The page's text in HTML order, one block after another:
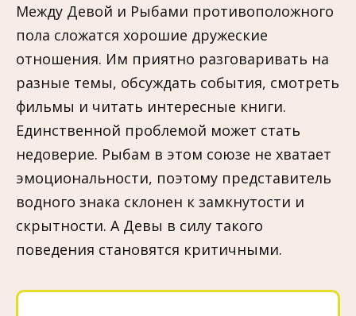
Между Девой и Рыбами противоположного
пола сложатся хорошие дружеские
отношения. Им приятно разговаривать на
разные темы, обсуждать события, смотреть
фильмы и читать интересные книги.
Единственной проблемой может стать
недоверие. Рыбам в этом союзе не хватает
эмоциональности, поэтому представитель
водного знака склонен к замкнутости и
скрытности. А Девы в силу такого
поведения становятся критичными.